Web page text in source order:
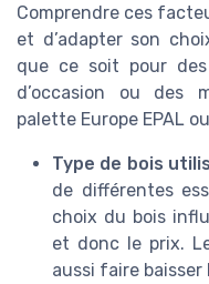
Comprendre ces
et d’adapter son
que ce soit pour
d’occasion ou des
palette Europe EPAL
Type de bois
de différentes
choix du bois
et donc le prix.
aussi faire baisser